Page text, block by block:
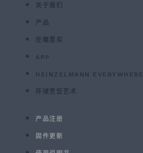
关于我们
产品
在哪里买
APP
HEINZELMANN EVERYWHERE
环球烹饪艺术
产品注册
固件更新